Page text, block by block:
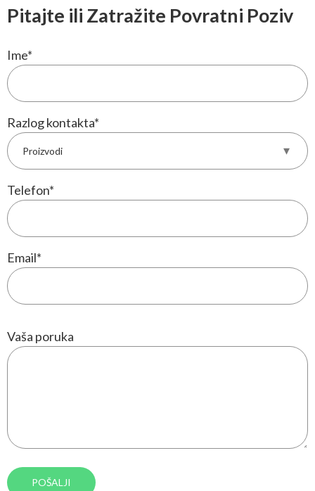
Pitajte ili Zatražite Povratni Poziv
Ime*
Razlog kontakta*
Telefon*
Email*
Vaša poruka